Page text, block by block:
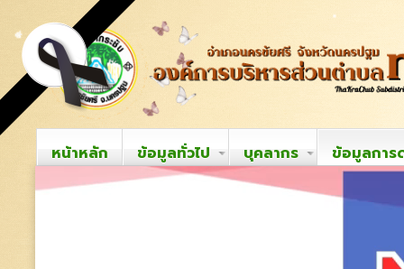
หน้าหลัก ข้อมูลทั่วไป บุคลากร ข้อมูลการ